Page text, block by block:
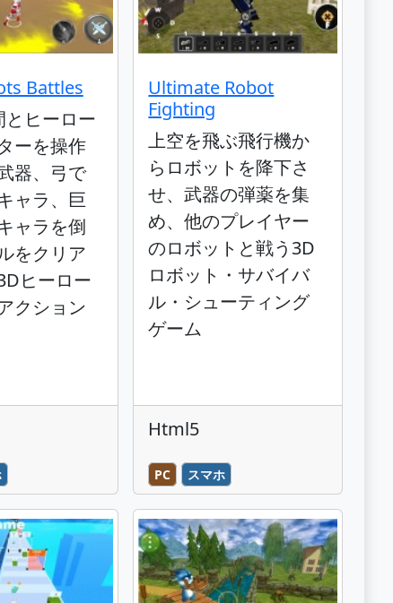
Battles
ヒーロー
ーを操作
器、弓で
ャラ、巨
ャラを倒
をクリア
ヒーロー
クション
Ultimate Robot
Fighting
上空を飛ぶ飛行機か
らロボットを降下さ
せ、武器の弾薬を集
め、他のプレイヤー
のロボットと戦う3D
ロボット・サバイバ
ル・シューティング
ゲーム
Html5
PC スマホ